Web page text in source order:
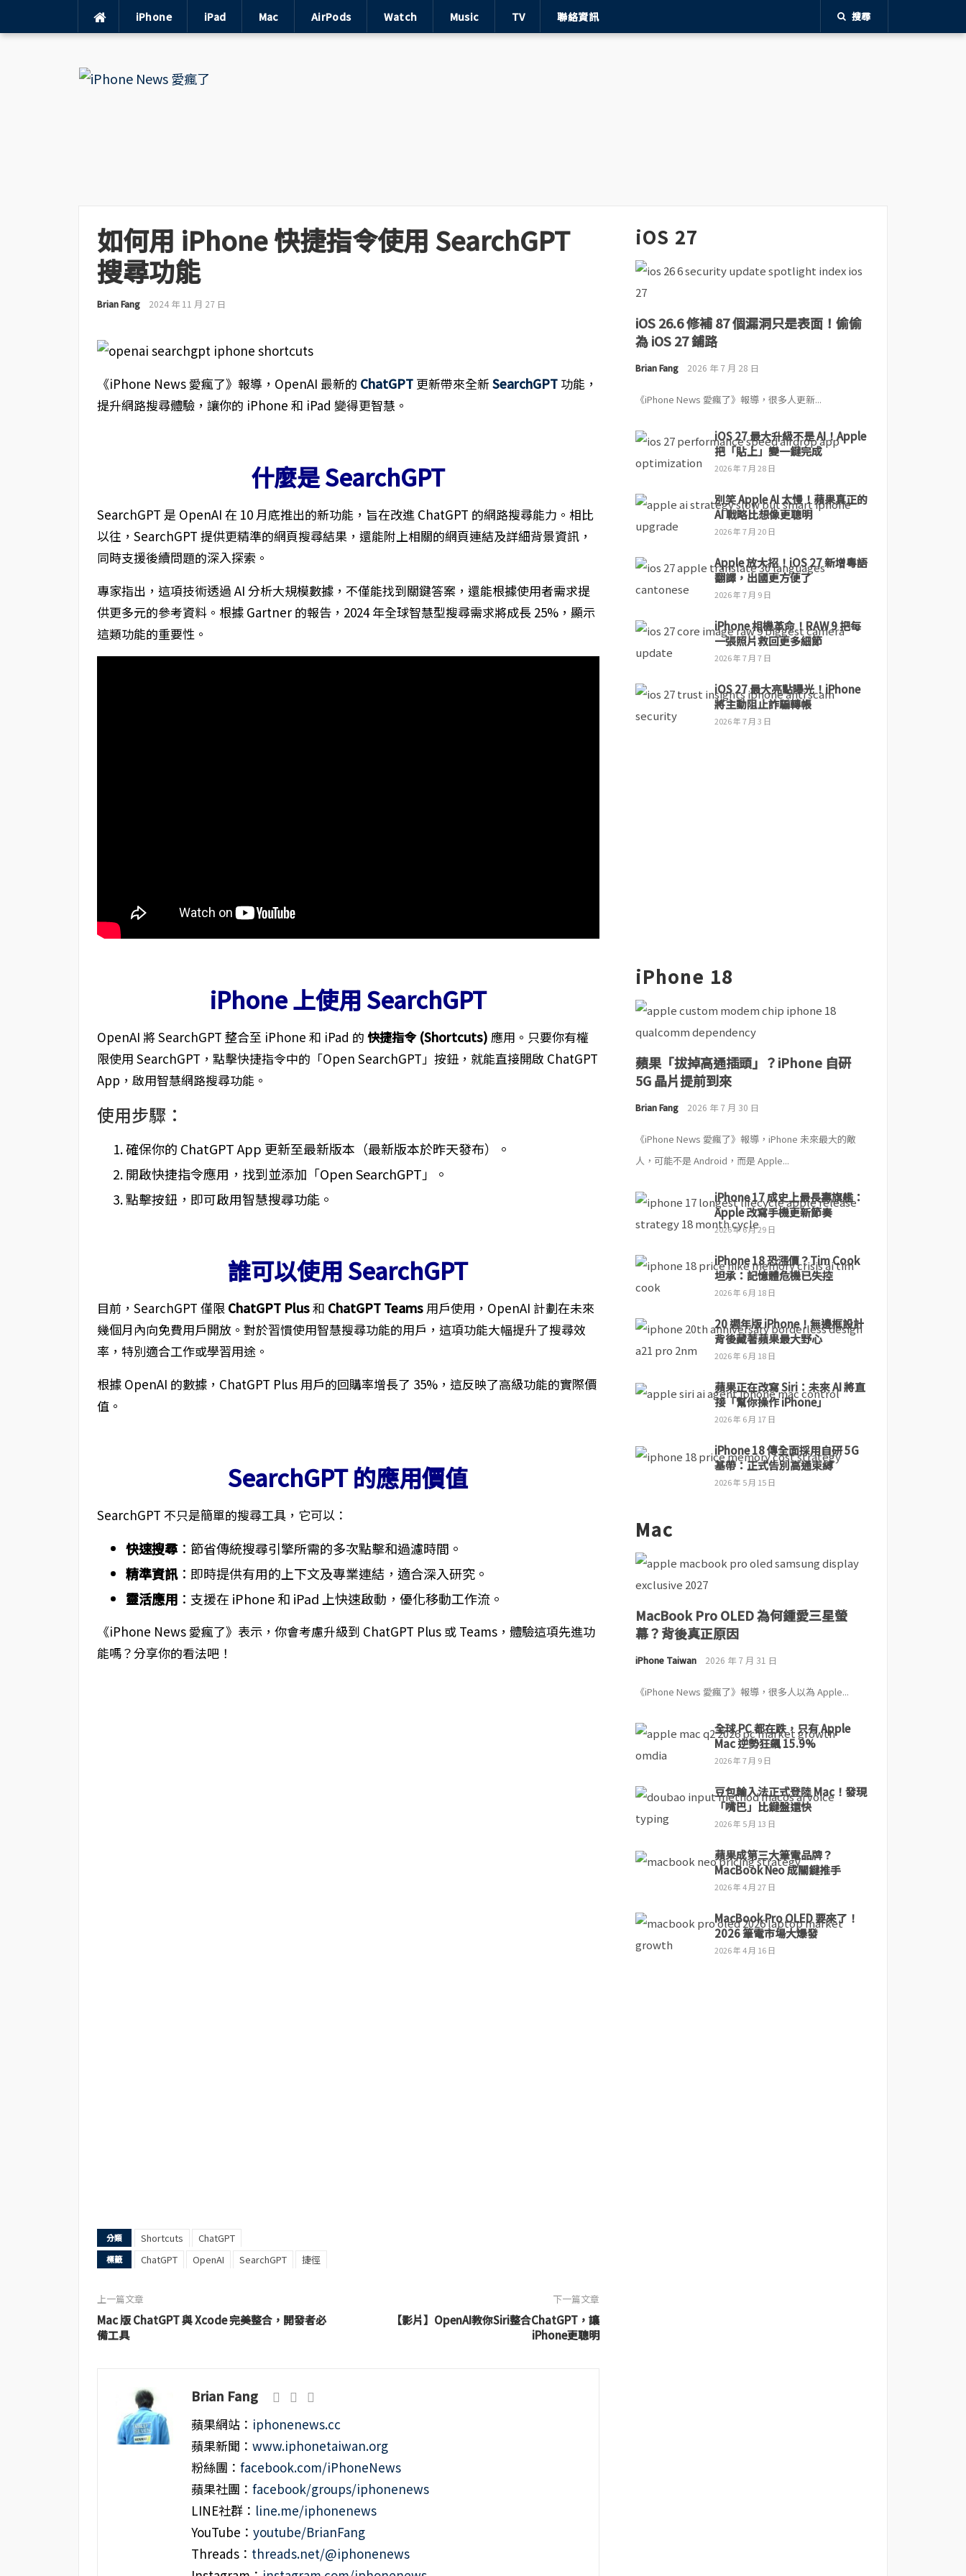
iPhone iPad Mac AirPods Watch Music TV 聯絡資訊 搜尋
如何用 iPhone 快捷指令使用 SearchGPT
搜尋功能
Brian Fang 2024 年 11 月 27 日
《iPhone News 愛瘋了》報導，OpenAI 最新的 ChatGPT更新帶來全新 SearchGPT功能，
提升網路搜尋體驗，讓你的 iPhone 和 iPad 變得更智慧。
什麼是 SearchGPT
SearchGPT 是 OpenAI 在 10 月底推出的新功能，旨在改進 ChatGPT 的網路搜尋能力。相比
以往，SearchGPT 提供更精準的網頁搜尋結果，還能附上相關的網頁連結及詳細背景資訊，
同時支援後續問題的深入探索。
專家指出，這項技術透過 AI 分析大規模數據，不僅能找到關鍵答案，還能根據使用者需求提
供更多元的參考資料。根據 Gartner 的報告，2024 年全球智慧型搜尋需求將成長 25%，顯示
這類功能的重要性。
iPhone 上使用 SearchGPT
OpenAI 將 SearchGPT 整合至 iPhone 和 iPad 的 快捷指令 (Shortcuts) 應用。只要你有權
限使用 SearchGPT，點擊快捷指令中的「Open SearchGPT」按鈕，就能直接開啟 ChatGPT
App，啟用智慧網路搜尋功能。
使用步驟：
確保你的 ChatGPT App 更新至最新版本（最新版本於昨天發布）。
開啟快捷指令應用，找到並添加「Open SearchGPT」。
點擊按鈕，即可啟用智慧搜尋功能。
誰可以使用 SearchGPT
目前，SearchGPT 僅限 ChatGPT Plus和 ChatGPT Teams用戶使用，OpenAI 計劃在未來
幾個月內向免費用戶開放。對於習慣使用智慧搜尋功能的用戶，這項功能大幅提升了搜尋效
率，特別適合工作或學習用途。
根據 OpenAI 的數據，ChatGPT Plus 用戶的回購率增長了 35%，這反映了高級功能的實際價
值。
SearchGPT 的應用價值
SearchGPT 不只是簡單的搜尋工具，它可以：
快速搜尋：節省傳統搜尋引擎所需的多次點擊和過濾時間。
精準資訊：即時提供有用的上下文及專業連結，適合深入研究。
靈活應用：支援在 iPhone 和 iPad 上快速啟動，優化移動工作流。
《iPhone News 愛瘋了》表示，你會考慮升級到 ChatGPT Plus 或 Teams，體驗這項先進功
能嗎？分享你的看法吧！
分類 Shortcuts ChatGPT
標籤 ChatGPT OpenAI SearchGPT 捷徑
上一篇文章
Mac 版 ChatGPT 與 Xcode 完美整合，開發者必
備工具
下一篇文章
【影片】OpenAI教你Siri整合ChatGPT，讓
iPhone更聰明
Brian Fang
蘋果網站： iphonenews.cc
蘋果新聞： www.iphonetaiwan.org
粉絲團： facebook.com/iPhoneNews
蘋果社團： facebook/groups/iphonenews
LINE社群： line.me/iphonenews
YouTube： youtube/BrianFang
Threads： threads.net/@iphonenews
iOS 27
iOS 26.6 修補 87 個漏洞只是表面！偷偷
為 iOS 27 鋪路
Brian Fang 2026 年 7 月 28 日
《iPhone News 愛瘋了》報導，很多人更新...
iOS 27 最大升級不是 AI！Apple
把「貼上」變一鍵完成
2026 年 7 月 28 日
別笑 Apple AI 太慢！蘋果真正的
AI 戰略比想像更聰明
2026 年 7 月 20 日
Apple 放大招！iOS 27 新增粵語
翻譯，出國更方便了
2026 年 7 月 9 日
iPhone 相機革命！RAW 9 把每
一張照片救回更多細節
2026 年 7 月 7 日
iOS 27 最大亮點曝光！iPhone
將主動阻止詐騙轉帳
2026 年 7 月 3 日
iPhone 18
蘋果「拔掉高通插頭」？iPhone 自研
5G 晶片提前到來
Brian Fang 2026 年 7 月 30 日
《iPhone News 愛瘋了》報導，iPhone 未來最大的敵
人，可能不是 Android，而是 Apple...
iPhone 17 成史上最長壽旗艦：
Apple 改寫手機更新節奏
2026 年 6 月 29 日
iPhone 18 恐漲價？Tim Cook
坦承：記憶體危機已失控
2026 年 6 月 18 日
20 週年版 iPhone！無邊框設計
背後藏著蘋果最大野心
2026 年 6 月 18 日
蘋果正在改寫 Siri：未來 AI 將直
接「幫你操作 iPhone」
2026 年 6 月 17 日
iPhone 18 傳全面採用自研 5G
基帶：正式告別高通束縛
2026 年 5 月 15 日
Mac
MacBook Pro OLED 為何鍾愛三星螢
幕？背後真正原因
iPhone Taiwan 2026 年 7 月 31 日
《iPhone News 愛瘋了》報導，很多人以為 Apple...
全球 PC 都在跌，只有 Apple
Mac 逆勢狂飆 15.9%
2026 年 7 月 9 日
豆包輸入法正式登陸 Mac！發現
「嘴巴」比鍵盤還快
2026 年 5 月 13 日
蘋果成第三大筆電品牌？
MacBook Neo 成關鍵推手
2026 年 4 月 27 日
MacBook Pro OLED 要來了！
2026 筆電市場大爆發
2026 年 4 月 16 日